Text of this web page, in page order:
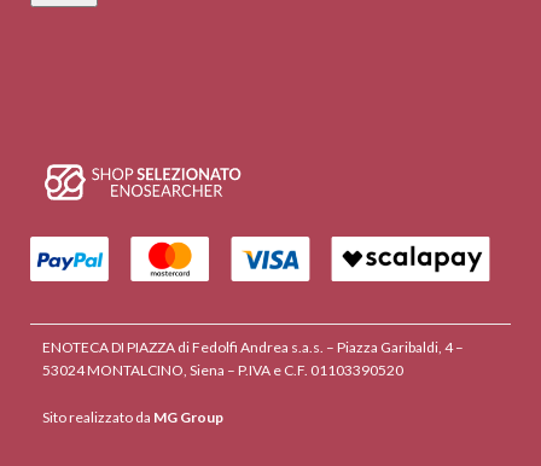
ENOTECA DI PIAZZA di Fedolfi Andrea s.a.s. – Piazza Garibaldi, 4 –
53024 MONTALCINO, Siena – P.IVA e C.F. 01103390520
Sito realizzato da MG Group